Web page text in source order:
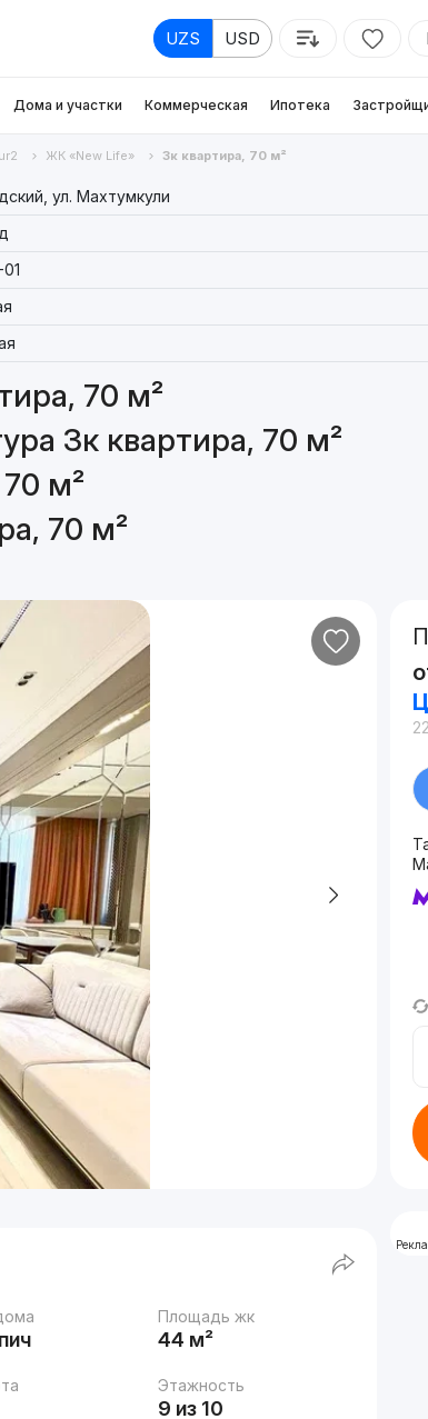
UZS USD
Дома и участки Коммерческая Ипотека
ЖК «New Life» 3к квартира, 70 м²
ул. Махтумкули
70 м²
3к квартира, 70 м²
м²
70 м²
Площадь жк
44 м²
Этажность
9 из 10